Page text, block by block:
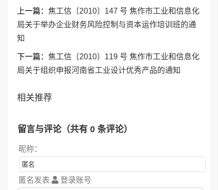
上一篇： 焦工信〔2010〕147 号 焦作市工业和信息化
局关于举办企业财务风险控制与资本运作培训班的通
知
下一篇： 焦工信〔2010〕119 号 焦作市工业和信息化
局关于组织申报河南省工业设计优秀产品的通知
相关推荐
留言与评论（共有 0 条评论）
昵称：
匿名发表 登录账号